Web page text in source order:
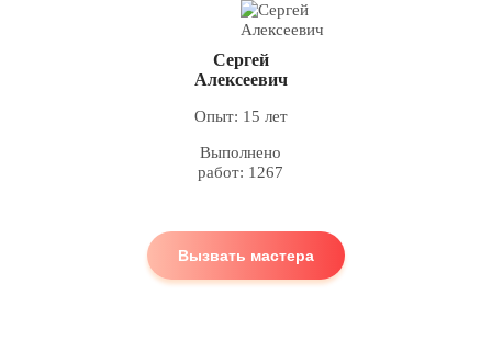
Сергей
Алексеевич
Опыт: 15 лет
Выполнено
работ: 1267
Вызвать мастера